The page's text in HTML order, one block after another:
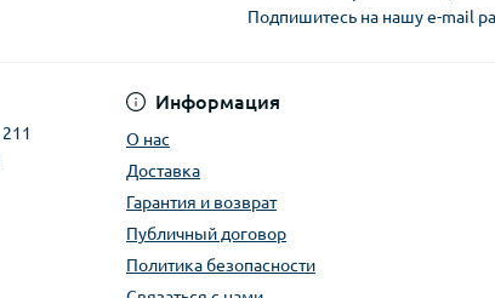
Подпишитесь на нашу e-mail
Информация
О нас
Доставка
Гарантия и возврат
Публичный договор
Политика безопасности